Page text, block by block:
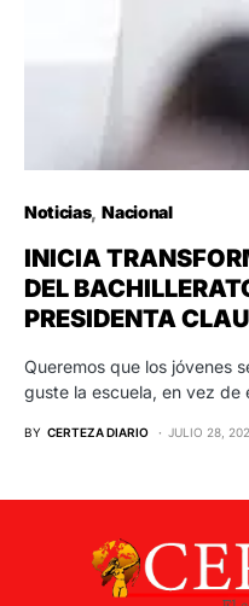
Noticias Nacional
INICIA
DEL
PRESIDENTA
Queremos que los jóvenes
guste la escuela, en vez de
BY CERTEZA DIARIO JULIO 28,